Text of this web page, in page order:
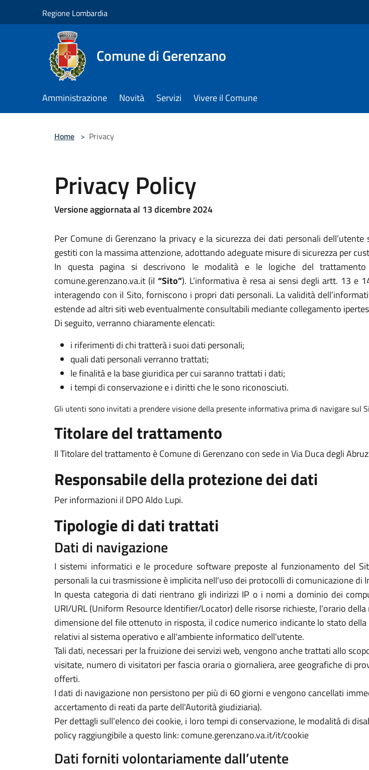
Regione Lombardia
Comune di Gerenzano
Amministrazione Novità Servizi Vivere il Comune
Home > Privacy
Privacy Policy
Versione aggiornata al 13 dicembre 2024
Per Comune di Gerenzano la privacy e la sicurezza dei dati personali
gestiti con la massima attenzione, adottando adeguate misure di sicurezza per
In questa pagina si descrivono le modalità e le logiche del
comune.gerenzano.va.it (il “Sito”). L’informativa è resa ai sensi degli artt. 13 e
interagendo con il Sito, forniscono i propri dati personali. La validità
estende ad altri siti web eventualmente consultabili mediante collegamento
Di seguito, verranno chiaramente elencati:
i riferimenti di chi tratterà i suoi dati personali;
quali dati personali verranno trattati;
le finalità e la base giuridica per cui saranno trattati i dati;
i tempi di conservazione e i diritti che le sono riconosciuti.
Gli utenti sono invitati a prendere visione della presente informativa prima di navigare sul
Titolare del trattamento
Il Titolare del trattamento è Comune di Gerenzano con sede in Via Duca degli
Responsabile della protezione dei dati
Per informazioni il DPO Aldo Lupi.
Tipologie di dati trattati
Dati di navigazione
I sistemi informatici e le procedure software preposte al funzionamento del
personali la cui trasmissione è implicita nell'uso dei protocolli di comunicazione di
In questa categoria di dati rientrano gli indirizzi IP o i nomi a dominio dei
URI/URL (Uniform Resource Identifier/Locator) delle risorse richieste, l'orario
dimensione del file ottenuto in risposta, il codice numerico indicante lo stato della
relativi al sistema operativo e all'ambiente informatico dell'utente.
Tali dati, necessari per la fruizione dei servizi web, vengono anche trattati allo
visitate, numero di visitatori per fascia oraria o giornaliera, aree geografiche di
offerti.
I dati di navigazione non persistono per più di 60 giorni e vengono cancellati
accertamento di reati da parte dell'Autorità giudiziaria).
Per dettagli sull’elenco dei cookie, i loro tempi di conservazione, le modalità di
policy raggiungibile a questo link: comune.gerenzano.va.it/it/cookie
Dati forniti volontariamente dall’utente